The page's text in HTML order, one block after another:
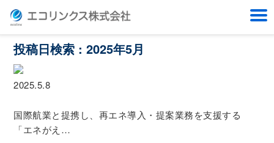
Newsおしらせ
投稿日検索 : 2025年5月
2025.5.8
国際航業と提携し、再エネ導入・提案業務を支援する
「エネがえ…